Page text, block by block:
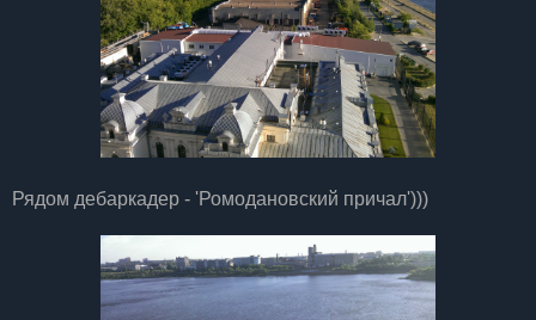
Рядом дебаркадер - 'Ромодановский причал')))